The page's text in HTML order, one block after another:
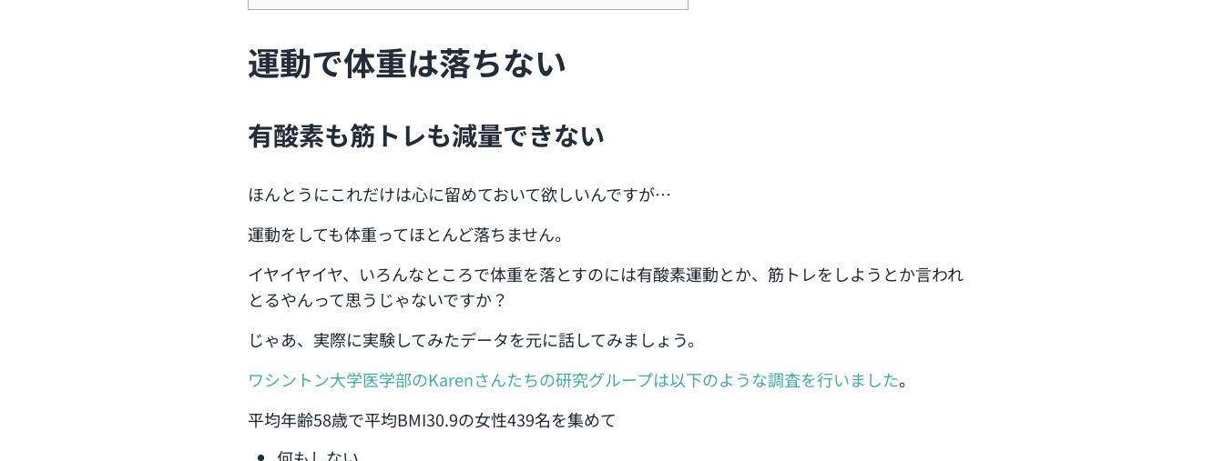
運動で体重は落ちない
有酸素も筋トレも減量できない
ほんとうにこれだけは心に留めておいて欲しいんですが…
運動をしても体重ってほとんど落ちません。
イヤイヤイヤ、いろんなところで体重を落とすのには有酸素運動とか、筋トレをしようとか言われ
とるやんって思うじゃないですか？
じゃあ、実際に実験してみたデータを元に話してみましょう。
ワシントン大学医学部のKarenさんたちの研究グループは以下のような調査を行いました。
平均年齢58歳で平均BMI30.9の女性439名を集めて